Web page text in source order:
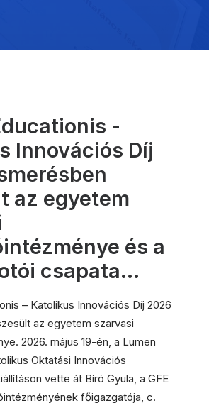
-
Innovációs Díj
az egyetem
és a
csapata…
– Katolikus Innovációs Díj 2026
az egyetem szarvasi
2026. május 19-én, a Lumen
Oktatási Innovációs
vette át Bíró Gyula, a GFE
főigazgatója, c.